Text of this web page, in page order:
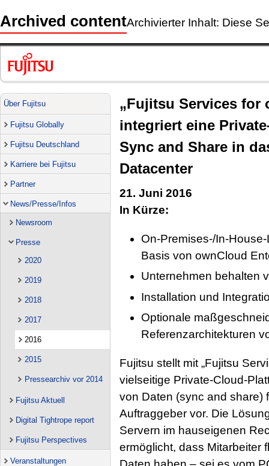
Archived contentArchivierter Inhalt: Diese
Über Fujitsu
Fujitsu Globally
Fujitsu Deutschland
Karriere bei Fujitsu
Partner
News/Presse/Infos
Newsroom
Presse
2020
2019
2018
2017
2016
2015
Pressearchiv vor 2014
Fujitsu Aktuell
Digital Tightrope report
Fujitsu Perspectives
Veranstaltungen
„Fujitsu Services for
integriert eine
Sync and Share in
Datacenter
21. Juni 2016
In Kürze:
On-Premises-/In-
Basis von ownCloud
Unternehmen behalten
Installation und
Optionale
Referenzarchitekturen
Fujitsu stellt mit „Fujitsu
vielseitige Private-Cloud-
von Daten (sync and share)
Auftraggeber vor. Die
Servern im hauseigenen
ermöglicht, dass Mitarbeiter